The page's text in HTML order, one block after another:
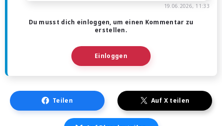
19.06.2026, 11:33
Du musst dich einloggen, um einen Kommentar zu
erstellen.
Einloggen
Teilen Auf X teilen